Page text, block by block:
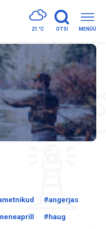
21 °C OTSI MENÜÜ
#angerjas
#haug